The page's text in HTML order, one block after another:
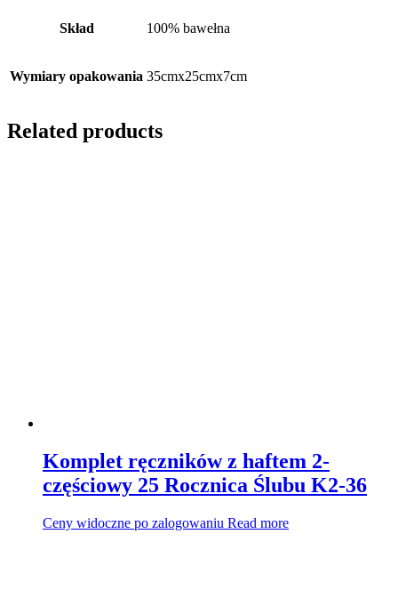
Skład 100% bawełna
Wymiary opakowania 35cmx25cmx7cm
Related products
Komplet ręczników z haftem 2-
częściowy 25 Rocznica Ślubu K2-36
Ceny widoczne po zalogowaniu Read more